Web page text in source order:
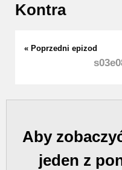
Kontra
« Poprzedni epizod
Aby
jeden z